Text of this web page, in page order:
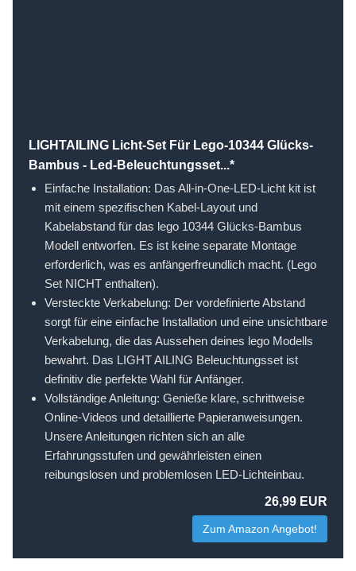
LIGHTAILING Licht-Set Für Lego-10344 Glücks-
Bambus - Led-Beleuchtungsset...*
Einfache Installation: Das All-in-One-LED-Licht kit ist
mit einem spezifischen Kabel-Layout und
Kabelabstand für das lego 10344 Glücks-Bambus
Modell entworfen. Es ist keine separate Montage
erforderlich, was es anfängerfreundlich macht. (Lego
Set NICHT enthalten).
Versteckte Verkabelung: Der vordefinierte Abstand
sorgt für eine einfache Installation und eine unsichtbare
Verkabelung, die das Aussehen deines lego Modells
bewahrt. Das LIGHT AILING Beleuchtungsset ist
definitiv die perfekte Wahl für Anfänger.
Vollständige Anleitung: Genieße klare, schrittweise
Online-Videos und detaillierte Papieranweisungen.
Unsere Anleitungen richten sich an alle
Erfahrungsstufen und gewährleisten einen
reibungslosen und problemlosen LED-Lichteinbau.
26,99 EUR
Zum Amazon Angebot!